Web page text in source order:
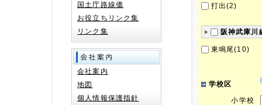
打出(2)
阪神武庫川
東鳴尾(10)
学校区
小学校
国土庁路線価
お役立ちリンク集
リンク集
会社案内
地図
個人情報保護指針